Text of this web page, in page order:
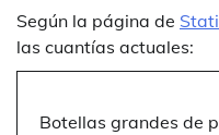
Según la página de
las cuantías actuales:
Botellas grandes de